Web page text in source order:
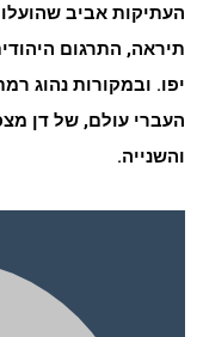
העתיקות אביב
תיראה, התרגום
יפו. ובמקורות נהוג
העברי עולם, של דן
והשנייה.